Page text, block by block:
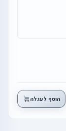
הוסף לעגלה